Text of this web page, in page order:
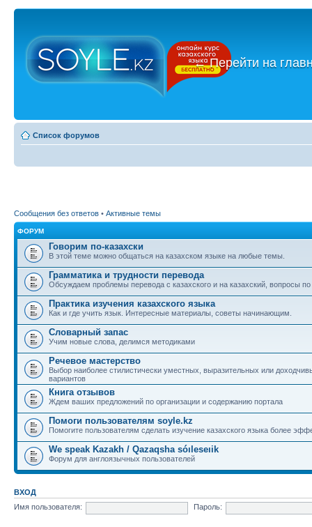
←Перейти на
Список форумов
Сообщения без ответов • Активные темы
ФОРУМ
Говорим по-казахски
В этой теме можно общаться на казахском языке на любые темы.
Грамматика и трудности перевода
Обсуждаем проблемы перевода с казахского и на казахский, вопросы
Практика изучения казахского языка
Как и где учить язык. Интересные материалы, советы начинающим.
Словарный запас
Учим новые слова, делимся методиками
Речевое мастерство
Выбор наиболее стилистически уместных, выразительных или
вариантов
Книга отзывов
Ждем ваших предложений по организации и содержанию портала
Помоги пользователям soyle.kz
Помогите пользователям сделать изучение казахского языка более
We speak Kazakh / Qazaqsha sóıleseıik
Форум для англоязычных пользователей
ВХОД
Имя пользователя:
Пароль: